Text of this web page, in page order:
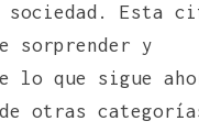
Esta
sorprender y
lo que sigue
otras